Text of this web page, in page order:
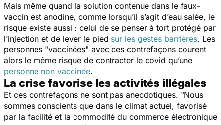
Mais même quand la solution contenue dans le faux-
vaccin est anodine, comme lorsqu’il s’agit d’eau salée, le
risque existe aussi : celui de se penser à tort protégé par
l’injection et de lever le pied sur les gestes barrières. Les
personnes "vaccinées" avec ces contrefaçons courent
alors le même risque de contracter le covid qu’une
personne non vaccinée.
La crise favorise les activités illégales
Et ces contrefaçons ne sont pas anecdotiques. "Nous
sommes conscients que dans le climat actuel, favorisé
par la facilité et la commodité du commerce électronique